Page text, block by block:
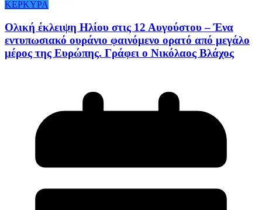
ΚΕΡΚΥΡΑ
Ολική έκλειψη Ηλίου στις 12 Αυγούστου – Ένα
εντυπωσιακό ουράνιο φαινόμενο ορατό από μεγάλο
μέρος της Ευρώπης. Γράφει ο Νικόλαος Βλάχος